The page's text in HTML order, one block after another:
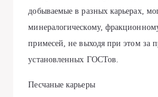
добываемые в разных карьерах,
минералогическому,
примесей, не выходя при этом за
установленных ГОСТов.
Песчаные карьеры